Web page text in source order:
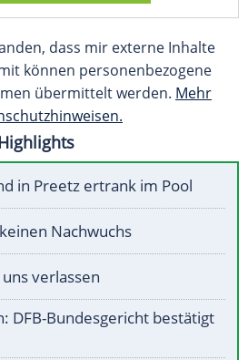
dass mir externe Inhalte
können personenbezogene
übermittelt werden. Mehr
in Preetz ertrank im Pool
Nachwuchs
verlassen
DFB-Bundesgericht bestätigt